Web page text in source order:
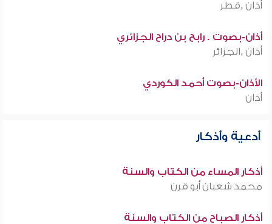
أذان ,قطر
أذان-بصوت . رابح بن دراح الجزائري
أذان ,الجزائر
الأذان-بصوت أحمد الكوردي
أذان
أدعية وأذكار
أذكار المساء من الكتاب والسنة
محمد شعبان أبو قرن
أذكار الصباح من الكتاب والسنة